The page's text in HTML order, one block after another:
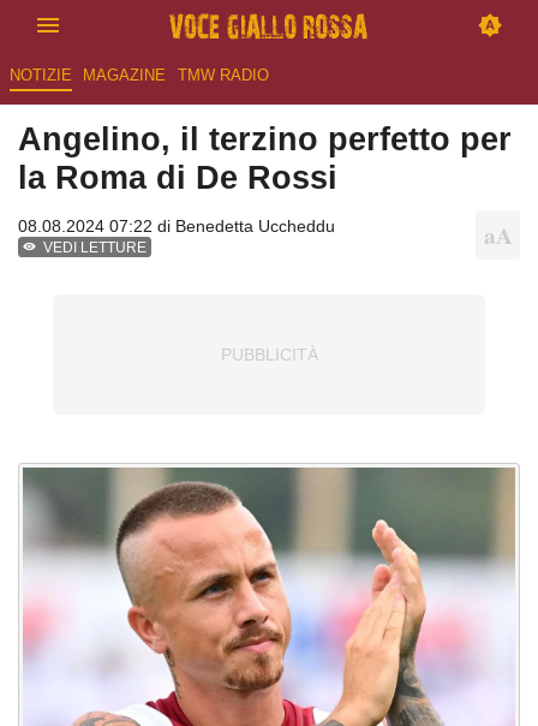
NOTIZIE MAGAZINE TMW RADIO
Angelino, il terzino perfetto per
la Roma di De Rossi
08.08.2024 07:22 di Benedetta Uccheddu
VEDI LETTURE